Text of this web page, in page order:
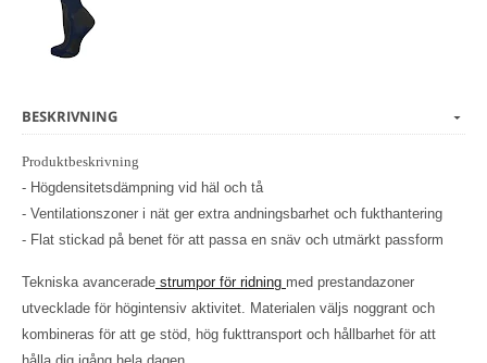
BESKRIVNING
Produktbeskrivning
- Högdensitetsdämpning vid häl och tå
- Ventilationszoner i nät ger extra andningsbarhet och fukthantering
- Flat stickad på benet för att passa en snäv och utmärkt passform
Tekniska avancerade strumpor för ridning med prestandazoner
utvecklade för högintensiv aktivitet. Materialen väljs noggrant och
kombineras för att ge stöd, hög fukttransport och hållbarhet för att